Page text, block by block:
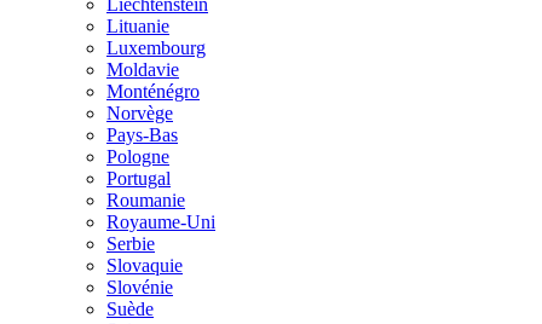
Liechtenstein
Lituanie
Luxembourg
Moldavie
Monténégro
Norvège
Pays-Bas
Pologne
Portugal
Roumanie
Royaume-Uni
Serbie
Slovaquie
Slovénie
Suède